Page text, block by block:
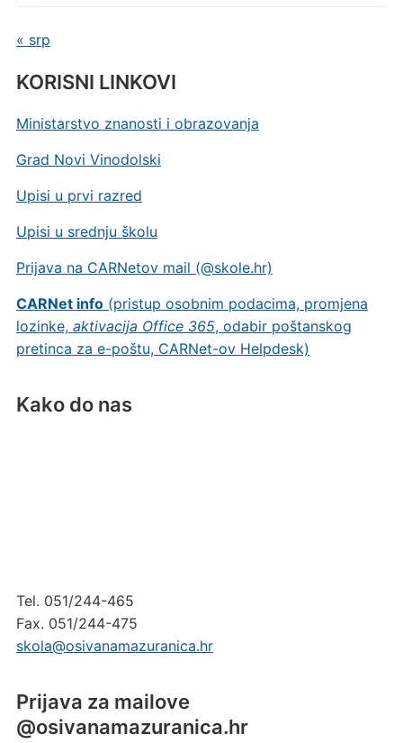
« srp
KORISNI LINKOVI
Ministarstvo znanosti i obrazovanja
Grad Novi Vinodolski
Upisi u prvi razred
Upisi u srednju školu
Prijava na CARNetov mail (@skole.hr)
CARNet info(pristup osobnim podacima, promjena
lozinke, aktivacija Office 365, odabir poštanskog
pretinca za e-poštu, CARNet-ov Helpdesk)
Kako do nas
Tel. 051/244-465
Fax. 051/244-475
skola@osivanamazuranica.hr
Prijava za mailove
@osivanamazuranica.hr